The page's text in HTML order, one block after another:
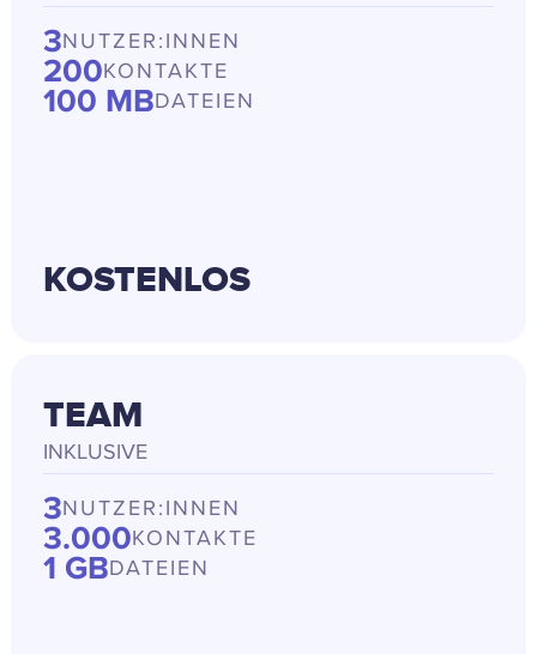
3NUTZER:INNEN
200KONTAKTE
100 MBDATEIEN
zzgl. MwSt.
KOSTENLOS
TEAM
INKLUSIVE
3NUTZER:INNEN
3.000KONTAKTE
1 GBDATEIEN